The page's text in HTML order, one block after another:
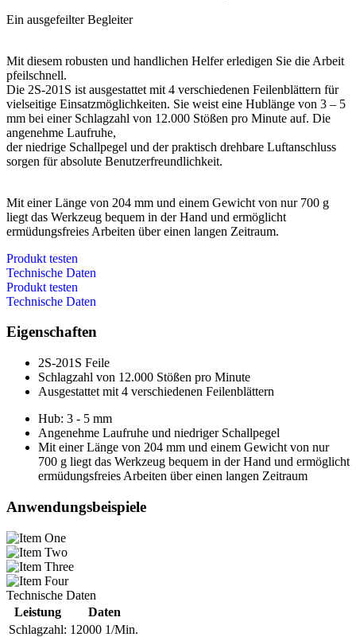
Ein ausgefeilter Begleiter
Mit diesem robusten und handlichen Helfer erledigen Sie die Arbeit
pfeilschnell.
Die 2S-201S ist ausgestattet mit 4 verschiedenen Feilenblättern für
vielseitige Einsatzmöglichkeiten. Sie weist eine Hublänge von 3 – 5
mm bei einer Schlagzahl von 12.000 Stößen pro Minute auf. Die
angenehme Laufruhe,
der niedrige Schallpegel und der praktisch drehbare Luftanschluss
sorgen für absolute Benutzerfreundlichkeit.
Mit einer Länge von 204 mm und einem Gewicht von nur 700 g
liegt das Werkzeug bequem in der Hand und ermöglicht
ermüdungsfreies Arbeiten über einen langen Zeitraum.
Produkt testen
Technische Daten
Produkt testen
Technische Daten
Eigenschaften
2S-201S Feile
Schlagzahl von 12.000 Stößen pro Minute
Ausgestattet mit 4 verschiedenen Feilenblättern
Hub: 3 - 5 mm
Angenehme Laufruhe und niedriger Schallpegel
Mit einer Länge von 204 mm und einem Gewicht von nur
700 g liegt das Werkzeug bequem in der Hand und ermöglicht
ermüdungsfreies Arbeiten über einen langen Zeitraum
Anwendungsbeispiele
Technische Daten
Leistung
Daten
Schlagzahl: 12000 1/Min.